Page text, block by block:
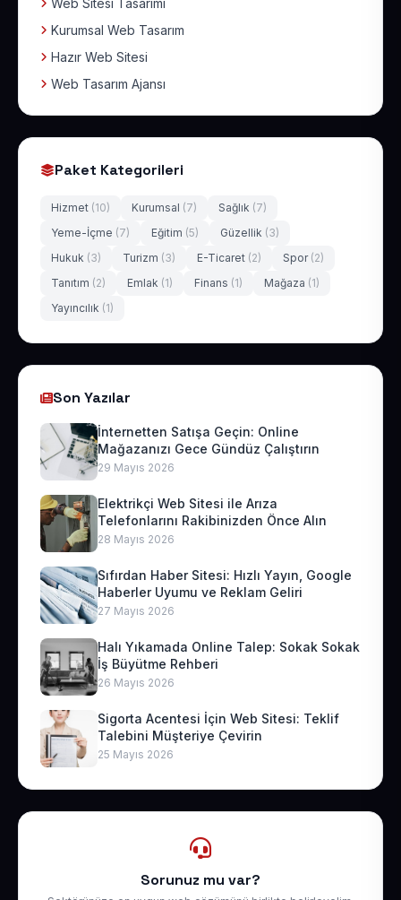
Web Sitesi Tasarımı
Kurumsal Web Tasarım
Hazır Web Sitesi
Web Tasarım Ajansı
Paket Kategorileri
Hizmet (10) Kurumsal (7) Sağlık (7)
Yeme-İçme (7) Eğitim (5) Güzellik (3)
Hukuk (3) Turizm (3) E-Ticaret (2) Spor (2)
Tanıtım (2) Emlak (1) Finans (1) Mağaza (1)
Yayıncılık (1)
Son Yazılar
İnternetten Satışa Geçin: Online
Mağazanızı Gece Gündüz Çalıştırın
29 Mayıs 2026
Elektrikçi Web Sitesi ile Arıza
Telefonlarını Rakibinizden Önce Alın
28 Mayıs 2026
Sıfırdan Haber Sitesi: Hızlı Yayın, Google
Haberler Uyumu ve Reklam Geliri
27 Mayıs 2026
Halı Yıkamada Online Talep: Sokak Sokak
İş Büyütme Rehberi
26 Mayıs 2026
Sigorta Acentesi İçin Web Sitesi: Teklif
Talebini Müşteriye Çevirin
25 Mayıs 2026
Sorunuz mu var?